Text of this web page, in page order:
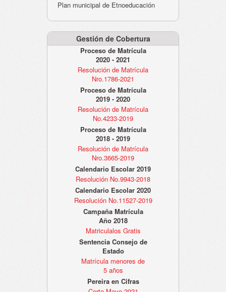
Plan municipal de Etnoeducación
Gestión de Cobertura
Proceso de Matrícula
2020 - 2021
Resolución de Matrícula
Nro.1786-2021
Proceso de Matrícula
2019 - 2020
Resolución de Matrícula
No.4233-2019
Proceso de Matrícula
2018 - 2019
Resolución de Matrícula
Nro.3665-2019
Calendario Escolar 2019
Resolución No.9943-2018
Calendario Escolar 2020
Resolución No.11527-2019
Campaña Matrícula
Año 2018
Matriculalos Gratis
Sentencia Consejo de
Estado
Matrícula menores de
5 años
Pereira en Cifras